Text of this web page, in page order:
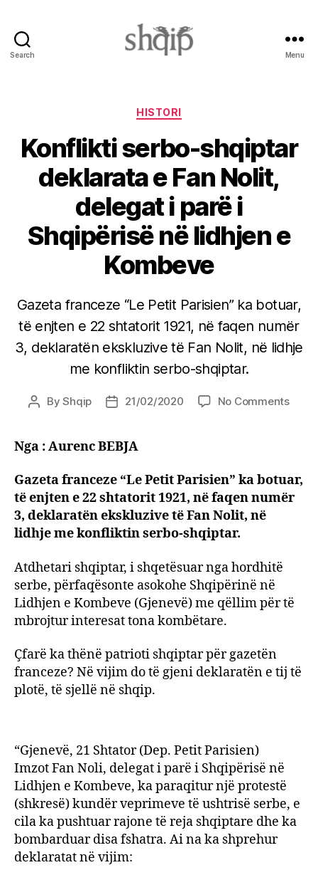
Search Menu
Categories
HISTORI
Konflikti serbo-shqiptar
deklarata e Fan Nolit,
delegat i parë i
Shqipërisë në lidhjen e
Kombeve
Gazeta franceze “Le Petit Parisien” ka botuar,
të enjten e 22 shtatorit 1921, në faqen numër
3, deklaratën ekskluzive të Fan Nolit, në lidhje
me konfliktin serbo-shqiptar.
PostByShqip
Post21/02/2020 No Commentson
e
Fan
në
Nga : Aurenc BEBJA
Gazeta franceze “Le Petit Parisien” ka botuar,
të enjten e 22 shtatorit 1921, në faqen numër
3, deklaratën ekskluzive të Fan Nolit, në
lidhje me konfliktin serbo-shqiptar.
Atdhetari shqiptar, i shqetësuar nga hordhitë
serbe, përfaqësonte asokohe Shqipërinë në
Lidhjen e Kombeve (Gjenevë) me qëllim për të
mbrojtur interesat tona kombëtare.
Çfarë ka thënë patrioti shqiptar për gazetën
franceze? Në vijim do të gjeni deklaratën e tij të
plotë, të sjellë në shqip.
“Gjenevë, 21 Shtator (Dep. Petit Parisien)
Imzot Fan Noli, delegat i parë i Shqipërisë në
Lidhjen e Kombeve, ka paraqitur një protestë
(shkresë) kundër veprimeve të ushtrisë serbe, e
cila ka pushtuar rajone të reja shqiptare dhe ka
bombarduar disa fshatra. Ai na ka shprehur
deklaratat në vijim: